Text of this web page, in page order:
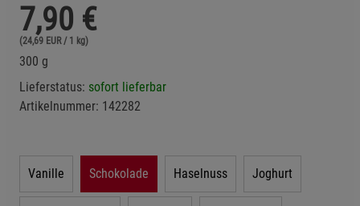
7,90 €
(24,69 EUR / 1 kg)
300 g
Lieferstatus: sofort lieferbar
Artikelnummer: 142282
Vanille Schokolade Haselnuss Joghurt